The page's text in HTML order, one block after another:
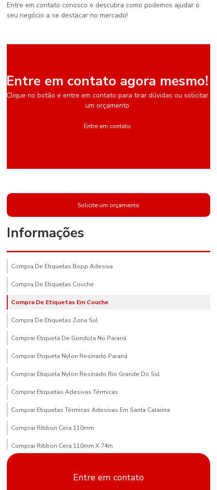
Entre em contato conosco e descubra como podemos ajudar o
seu negócio a se destacar no mercado!
Entre em contato agora mesmo!
Clique no botão e entre em contato para tirar dúvidas ou solicitar
um orçamento
Entre em contato
Solicite um orçamento
Informações
Compra De Etiquetas Bopp Adesiva
Compra De Etiquetas Couche
Compra De Etiquetas Em Couche
Compra De Etiquetas Zona Sul
Comprar Etiqueta De Gondola No Paraná
Comprar Etiqueta Nylon Resinado Paraná
Comprar Etiqueta Nylon Resinado Rio Grande Do Sul
Comprar Etiquetas Adesivas Térmicas
Comprar Etiquetas Térmicas Adesivas Em Santa Catarina
Comprar Ribbon Cera 110mm
Comprar Ribbon Cera 110mm X 74m
Compras De Etiqueta De Gondola Em Minas Gerais
Entre em contato